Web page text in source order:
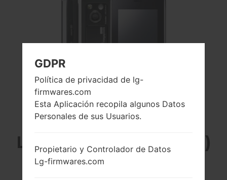
LG KC550C (LGKC550C)
DE LA SERIE LG
GDPR
Política de privacidad de lg-
firmwares.com
Esta Aplicación recopila algunos Datos
Personales de sus Usuarios.
Propietario y Controlador de Datos
Lg-firmwares.com